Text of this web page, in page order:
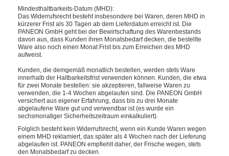
Mindesthaltbarkeits-Datum (MHD):
Das Widerrufsrecht besteht insbesondere bei Waren, deren MHD in
kürzerer Frist als 30 Tagen ab dem Lieferdatum erreicht ist. Die
PANEON GmbH geht bei der Bewirtschaftung des Warenbestands
davon aus, dass Kunden ihren Monatsbedarf decken, die bestellte
Ware also noch einen Monat Frist bis zum Erreichen des MHD
aufweist.
Kunden, die demgemäß monatlich bestellen, werden stets Ware
innerhalb der Haltbarkeitsfrist verwenden können. Kunden, die etwa
für zwei Monate bestellen: sie akzeptieren, fallweise Waren zu
verwenden, die 1-4 Wochen abgelaufen sind. Die PANEON GmbH
versichert aus eigener Erfahrung, dass bis zu drei Monate
abgelaufene Ware gut und verwendbar ist (es wurde ein
sechsmonatiger Sicherheitszeitraum einkalkuliert).
Folglich besteht kein Widerrufsrecht, wenn ein Kunde Waren wegen
einem MHD reklamiert, das später als 4 Wochen nach der Lieferung
abgelaufen ist. PANEON empfiehlt daher, der Frische wegen, stets
den Monatsbedarf zu decken.